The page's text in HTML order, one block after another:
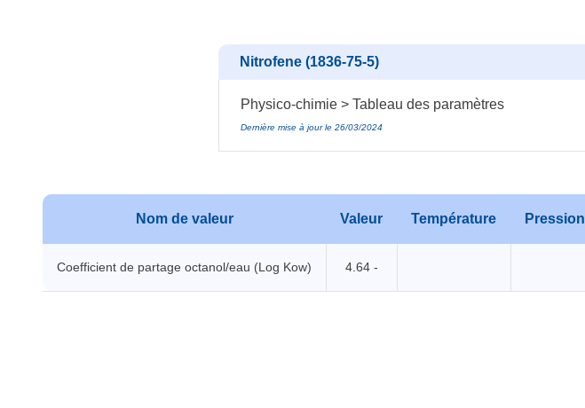
Nitrofene (1836-75-5)
Physico-chimie > Tableau des paramètres
Dernière mise à jour le 26/03/2024
Nom de valeur Valeur Température Pression
Coefficient de partage octanol/eau (Log Kow) 4.64 -